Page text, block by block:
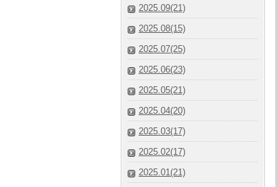
2025.09(21)
2025.08(15)
2025.07(25)
2025.06(23)
2025.05(21)
2025.04(20)
2025.03(17)
2025.02(17)
2025.01(21)